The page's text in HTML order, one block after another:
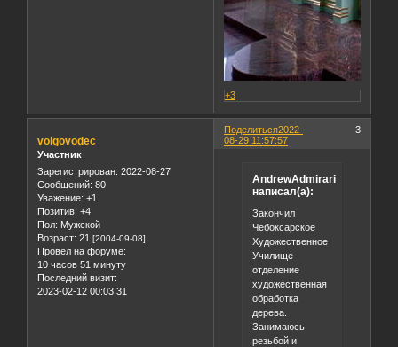
+3
Поделиться 3
2022-
08-29 11:57:57
volgovodec
Участник
Зарегистрирован: 2022-08-27
Сообщений: 80
Уважение: +1
Позитив: +4
Пол: Мужской
Возраст: 21 [2004-09-08]
Провел на форуме:
10 часов 51 минуту
Последний визит:
2023-02-12 00:03:31
AndrewAdmirari
написал(а):
Закончил
Чебоксарское
Художественное
Училище
отделение
художественная
обработка
дерева.
Занимаюсь
резьбой и